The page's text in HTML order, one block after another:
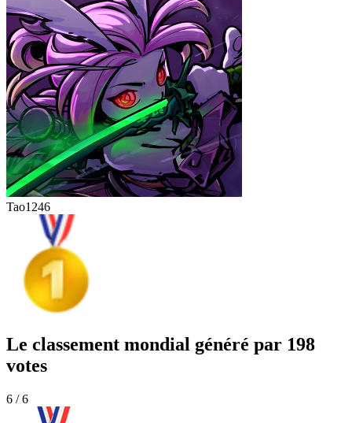
Tao1246
Le classement mondial généré par 198
votes
6 / 6